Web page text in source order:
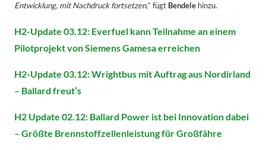
Entwicklung, mit Nachdruck fortsetzen,“ fügt Bendele hinzu.
H2-Update 03.12: Everfuel kann Teilnahme an einem
Pilotprojekt von Siemens Gamesa erreichen
H2-Update 03.12: Wrightbus mit Auftrag aus Nordirland
– Ballard freut’s
H2 Update 02.12: Ballard Power ist bei Innovation dabei
– Größte Brennstoffzellenleistung für Großfähre